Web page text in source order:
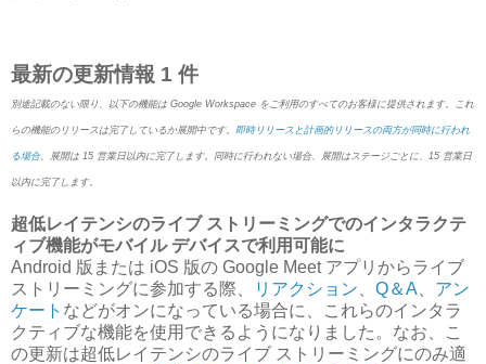
最新の更新情報 1 件
別途記載のない限り、以下の機能は Google Workspace をご利用のすべてのお客様に提供されます。これ
らの機能のリリースは完了しているか展開中です。 即時リリースと計画的リリースの両方が同時に行われ
る場合、展開は 15 営業日以内に完了します。同時に行われない場合、展開はステージごとに、15 営業日
以内に完了します。
超低レイテンシのライブ ストリーミングでのインタラクテ
ィブ機能がモバイル デバイスで利用可能に
Android 版または iOS 版の Google Meet アプリからライブ
ストリーミングに参加する際、
リアクション Q＆A
アン
ケート などがオンになっている場合に、これらのインタラ
クティブな機能を使用できるようになりました。なお、こ
の更新は超低レイテンシのライブ ストリーミングにのみ適